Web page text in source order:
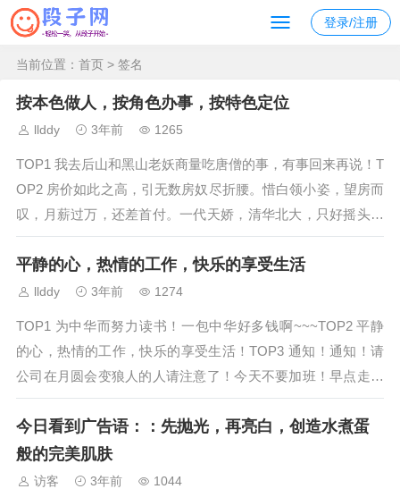
登录/注册
当前位置： 首页 > 签名
按本色做人，按角色办事，按特色定位
llddy 3年前 1265
TOP1 我去后山和黑山老妖商量吃唐僧的事，有事回来再说！T
OP2 房价如此之高，引无数房奴尽折腰。惜白领小姿，望房而
叹，月薪过万，还差首付。一代天娇，清华北大，只好摇头租
房了。俱往矣，数房价之高，还看社会主义初级阶段。TOP3
我把KONKA的电视遥控器别在裤腰上，假装新买了个NOKIA
手机。TO...
平静的心，热情的工作，快乐的享受生活
llddy 3年前 1274
TOP1 为中华而努力读书！一包中华好多钱啊~~~TOP2 平静
的心，热情的工作，快乐的享受生活！TOP3 通知！通知！请
公司在月圆会变狼人的人请注意了！今天不要加班！早点走！
不等月亮出来了变身了，危害全公司！TOP4 生活总会用近乎
残酷的方式去捶打每一个人脆弱的意志，挺住了你就是强者，
挺不住你就会...
今日看到广告语：：先抛光，再亮白，创造水煮蛋
般的完美肌肤
访客 3年前 1044